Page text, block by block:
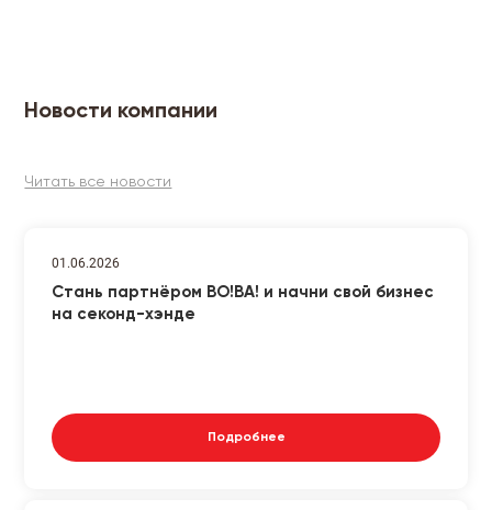
Новости компании
Читать все новости
01.06.2026
Стань партнёром ВО!ВА! и начни свой бизнес
на секонд-хэнде
Подробнее